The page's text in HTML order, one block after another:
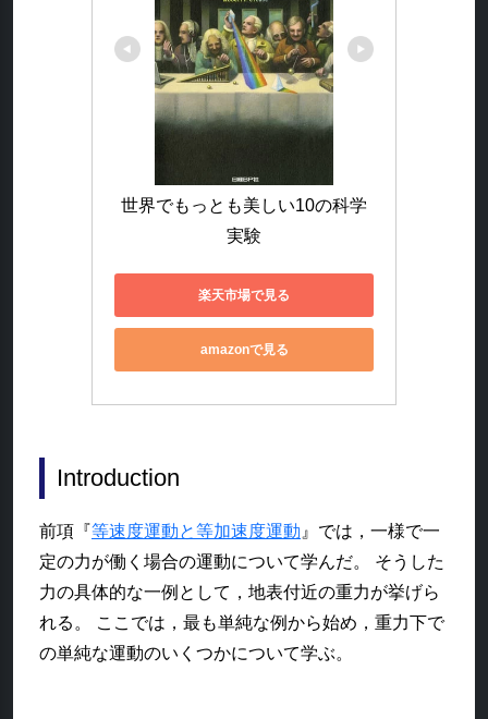
世界でもっとも美しい10の科学
実験
楽天市場で見る
amazonで見る
Introduction
前項『等速度運動と等加速度運動 』では，一様で一
定の力が働く場合の運動について学んだ。 そうした
力の具体的な一例として，地表付近の重力が挙げら
れる。 ここでは，最も単純な例から始め，重力下で
の単純な運動のいくつかについて学ぶ。